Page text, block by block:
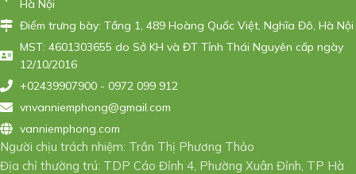
Hà Nội
Điểm trưng bày: Tầng 1, 489 Hoàng Quốc Việt, Nghĩa Đô, Hà Nội
MST: 4601303655 do Sở KH và ĐT Tỉnh Thái Nguyên cấp ngày
12/10/2016
+02439907900 - 0972 099 912
vnvanniemphong@gmail.com
vanniemphong.com
Người chịu trách nhiệm: Trần Thị Phương Thảo
Địa chỉ thường trú: TDP Cáo Đỉnh 4, Phường Xuân Đỉnh, TP Hà